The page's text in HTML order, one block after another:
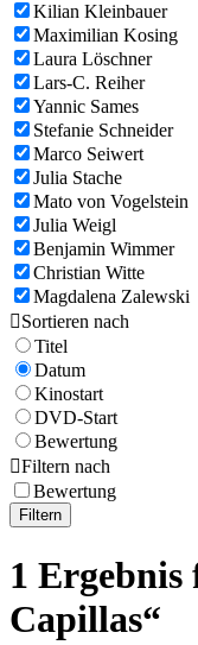
Kilian Kleinbauer
Maximilian Kosing
Laura Löschner
Lars-C. Reiher
Yannic Sames
Stefanie Schneider
Marco Seiwert
Julia Stache
Mato von Vogelstein
Julia Weigl
Benjamin Wimmer
Christian Witte
Magdalena Zalewski
Sortieren nach
Titel
Datum
Kinostart
DVD-Start
Bewertung
Filtern nach
Bewertung
Filtern
1
Capillas“